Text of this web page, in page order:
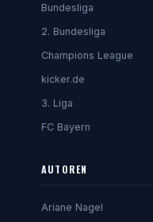
Bundesliga
2. Bundesliga
Champions League
kicker.de
3. Liga
FC Bayern
AUTOREN
Ariane Nagel